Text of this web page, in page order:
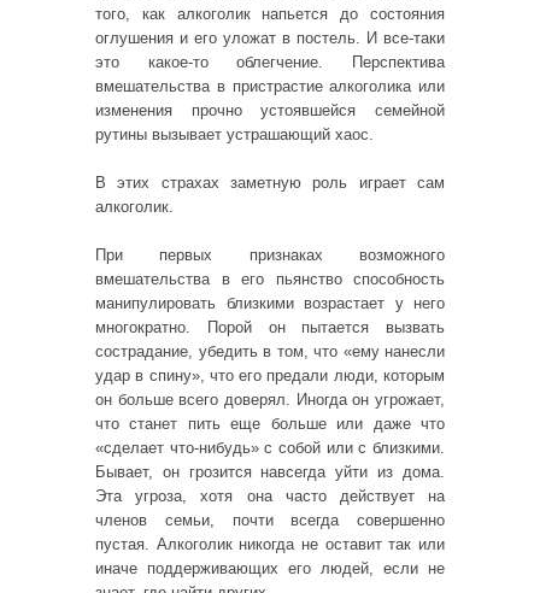
того, как алкоголик напьется до состояния
оглушения и его уложат в постель. И все-таки
это какое-то облегчение. Перспектива
вмешательства в пристрастие алкоголика или
изменения прочно устоявшейся семейной
рутины вызывает устрашающий хаос.
В этих страхах заметную роль играет сам
алкоголик.
При первых признаках возможного
вмешательства в его пьянство способность
манипулировать близкими возрастает у него
многократно. Порой он пытается вызвать
сострадание, убедить в том, что «ему нанесли
удар в спину», что его предали люди, которым
он больше всего доверял. Иногда он угрожает,
что станет пить еще больше или даже что
«сделает что-нибудь» с собой или с близкими.
Бывает, он грозится навсегда уйти из дома.
Эта угроза, хотя она часто действует на
членов семьи, почти всегда совершенно
пустая. Алкоголик никогда не оставит так или
иначе поддерживающих его людей, если не